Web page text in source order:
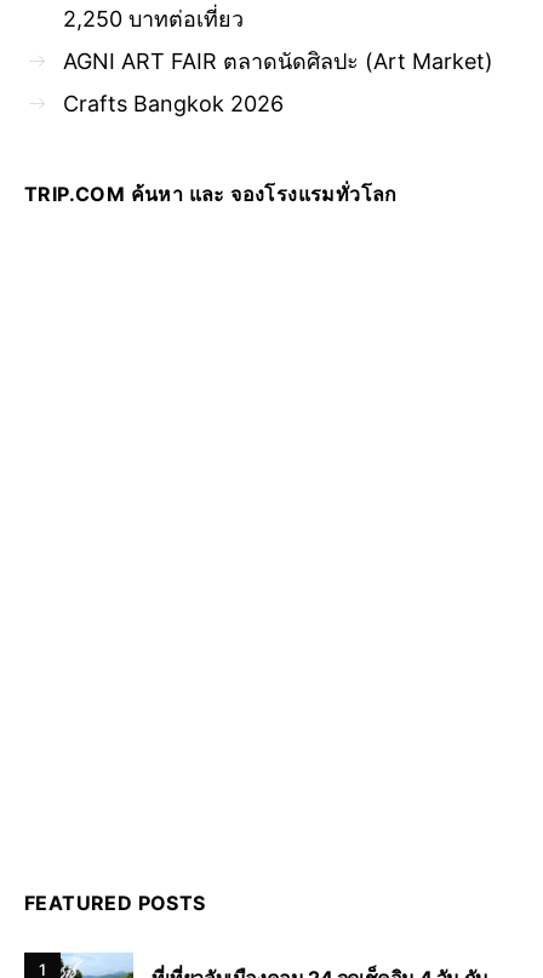
2,250 บาทต่อเที่ยว
AGNI ART FAIR ตลาดนัดศิลปะ (Art Market)
Crafts Bangkok 2026
TRIP.COM ค้นหา และ จองโรงแรมทั่วโลก
FEATURED POSTS
1